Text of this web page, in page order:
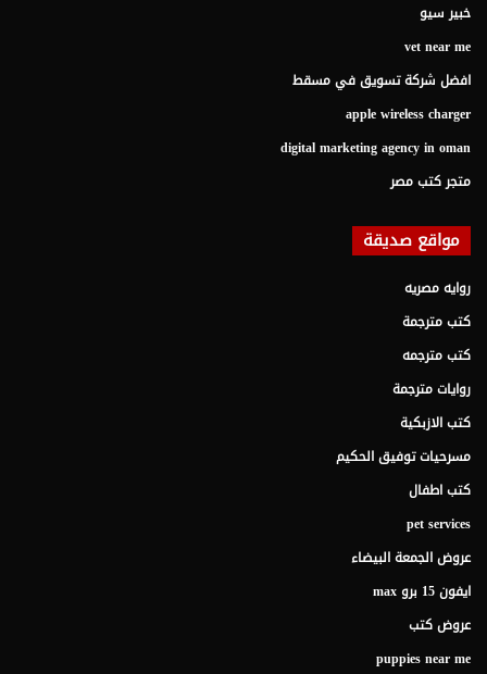
خبير سيو
vet near me
افضل شركة تسويق في مسقط
apple wireless charger
digital marketing agency in oman
متجر كتب مصر
مواقع صديقة
روايه مصريه
كتب مترجمة
كتب مترجمه
روايات مترجمة
كتب الازبكية
مسرحيات توفيق الحكيم
كتب اطفال
pet services
عروض الجمعة البيضاء
ايفون 15 برو max
عروض كتب
puppies near me